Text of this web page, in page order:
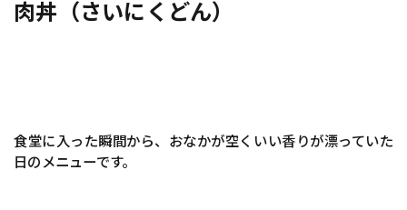
肉丼（さいにくどん）
食堂に入った瞬間から、おなかが空くいい香りが漂っていた
日のメニューです。